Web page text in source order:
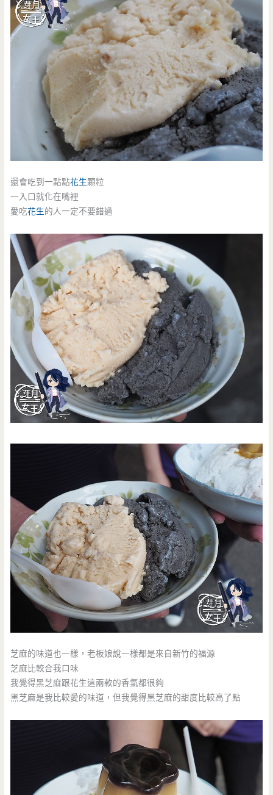
還會吃到一點點花生顆粒
一入口就化在嘴裡
愛吃花生的人一定不要錯過
芝麻的味道也一樣，老板娘說一樣都是來自新竹的福源
芝麻比較合我口味
我覺得黑芝麻跟花生這兩款的香氣都很夠
黑芝麻是我比較愛的味道，但我覺得黑芝麻的甜度比較高了點